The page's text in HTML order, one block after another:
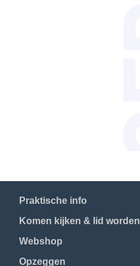
Praktische info
Komen kijken & lid worden
Webshop
Opzeggen